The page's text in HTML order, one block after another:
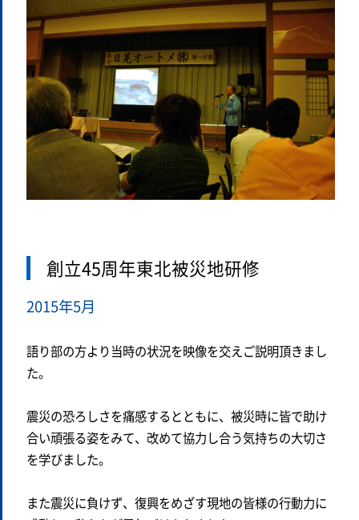
創立45周年東北被災地研修
2015年5月
語り部の方より当時の状況を映像を交えご説明頂きまし
た。
震災の恐ろしさを痛感するとともに、被災時に皆で助け
合い頑張る姿をみて、改めて協力し合う気持ちの大切さ
を学びました。
また震災に負けず、復興をめざす現地の皆様の行動力に